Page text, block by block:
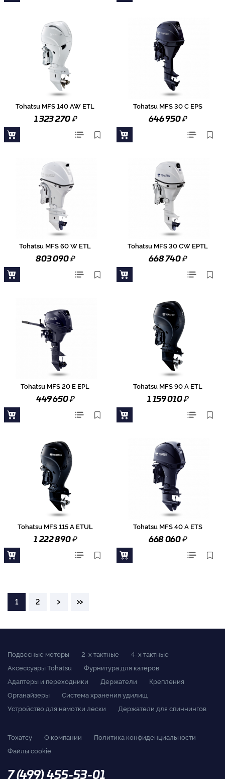
Tohatsu MFS 140 AW ETL
1 323 270₽
Tohatsu MFS 30 C EPS
646 950₽
Tohatsu MFS 60 W ETL
803 090₽
Tohatsu MFS 30 CW EPTL
668 740₽
Tohatsu MFS 20 E EPL
449 650₽
Tohatsu MFS 90 A ETL
1 159 010₽
Tohatsu MFS 115 A ETUL
1 222 890₽
Tohatsu MFS 40 A ETS
668 060₽
1 2 › »
Подвесные моторы 2-x тактные
4-x тактные
Аксессуары Tohatsu
Фурнитура для катеров
Адаптеры и переходники
Держатели
Крепления
Органайзеры
Система хранения удилищ
Устройство для намотки лески
Держатели для спиннингов
Тохатсу О компании
Политика конфиденциальности
Файлы cookie
7 (499) 455-53-01